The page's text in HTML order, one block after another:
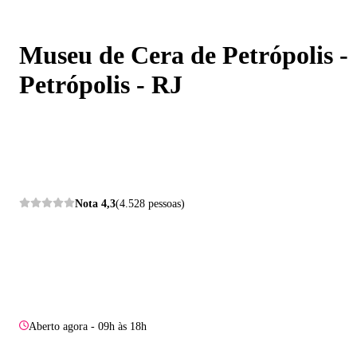
Museu de Cera de Petrópolis -
Petrópolis - RJ
Nota 4,3(4.528 pessoas)
Aberto agora - 09h às 18h